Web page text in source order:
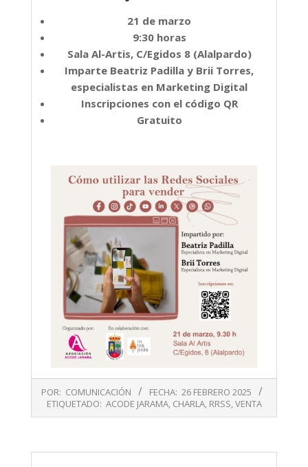
21 de marzo
9:30 horas
Sala Al-Artis, C/Egidos 8 (Alalpardo)
Imparte Beatriz Padilla y Brii Torres,
especialistas en Marketing Digital
Inscripciones con el código QR
Gratuito
02-
26
POR: COMUNICACIÓN FECHA: 26 FEBRERO 2025
ETIQUETADO: ACODE JARAMA, CHARLA, RRSS,VENTA